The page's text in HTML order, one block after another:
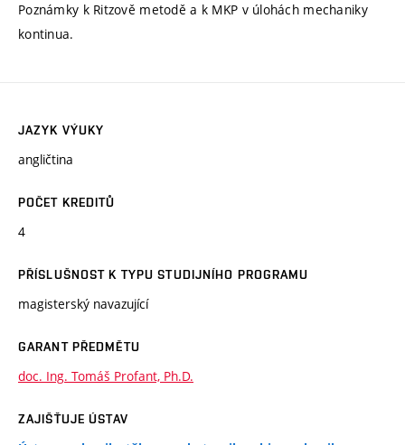
Poznámky k Ritzově metodě a k MKP v úlohách mechaniky
kontinua.
JAZYK VÝUKY
angličtina
POČET KREDITŮ
4
PŘÍSLUŠNOST K TYPU STUDIJNÍHO PROGRAMU
magisterský navazující
GARANT PŘEDMĚTU
doc. Ing. Tomáš Profant, Ph.D.
ZAJIŠŤUJE ÚSTAV